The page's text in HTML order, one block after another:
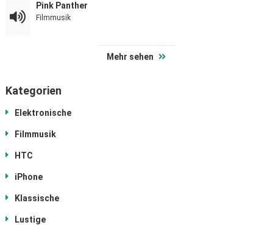
Pink Panther
Filmmusik
Mehr sehen
Kategorien
Elektronische
Filmmusik
HTC
iPhone
Klassische
Lustige